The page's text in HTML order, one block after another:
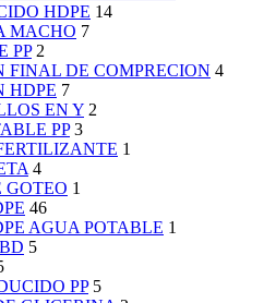
HDPE 14
MACHO 7
PP 2
FINAL DE COMPRECION 4
HDPE 7
EN Y 2
PP 3
1
4
GOTEO 1
46
AGUA POTABLE 1
5
PP 5